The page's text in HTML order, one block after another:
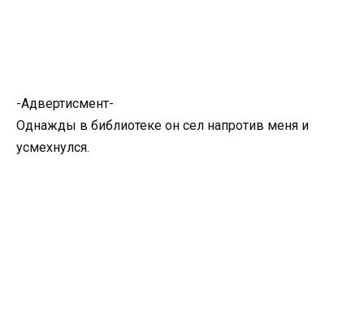
-Адвертисмент-
Однажды в библиотеке он сел напротив меня и
усмехнулся.